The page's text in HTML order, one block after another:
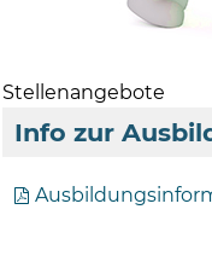
Stellenangebote
Info zur